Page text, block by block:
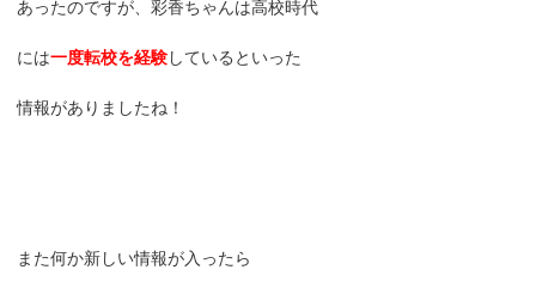
あったのですが、彩香ちゃんは高校時代
には一度転校を経験しているといった
情報がありましたね！
また何か新しい情報が入ったら